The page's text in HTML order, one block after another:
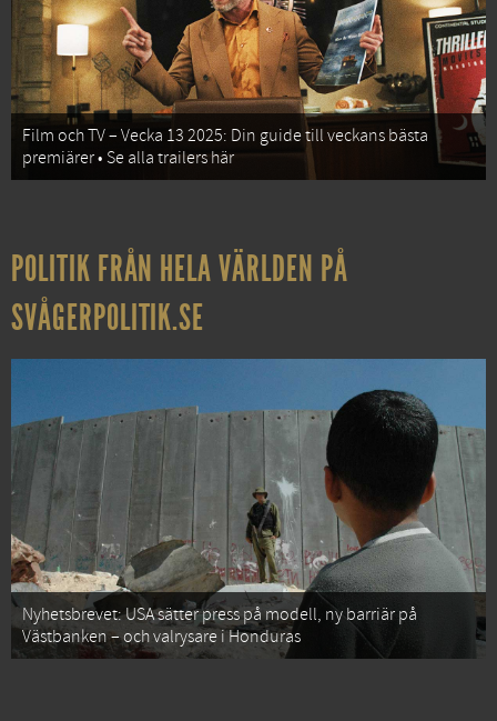
Film och TV – Vecka 13 2025: Din guide till veckans bästa
premiärer • Se alla trailers här
POLITIK FRÅN HELA VÄRLDEN PÅ
SVÅGERPOLITIK.SE
Nyhetsbrevet: USA sätter press på modell, ny barriär på
Västbanken – och valrysare i Honduras